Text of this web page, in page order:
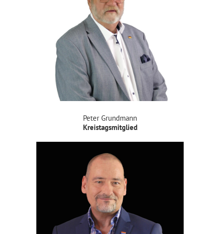
Peter Grundmann
Kreistagsmitglied